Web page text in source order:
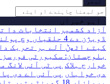
اہم خبراں
آزاد کشمیر انتخابات دا
ڈویژن دے 4 حلقیاں وچ پولنگ تھیسی
کیتے اٹھݨ آلے ہر تحریک
خوارج ہلاک پی ٹی آئی لانگ
دی خواہاں پی آئی اے دی
پروازاں 18 گھینٹے توں تاخیر دا شکار